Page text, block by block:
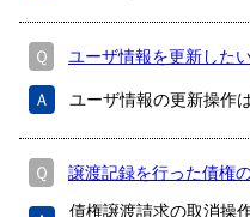
Ｑ ユーザ情報を更新した
Ａ ユーザ情報の更新操作
Ｑ 譲渡記録を行った債権
債権譲渡請求の取消操